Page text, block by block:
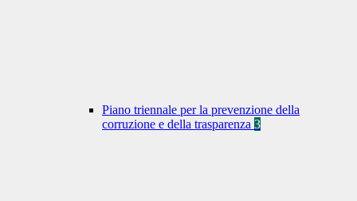
Piano triennale per la prevenzione della
corruzione e della trasparenza 3